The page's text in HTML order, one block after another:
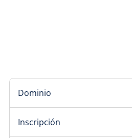
Dominio
Inscripción